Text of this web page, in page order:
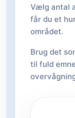
Vælg antal
får du et
området.
Brug det
til fuld